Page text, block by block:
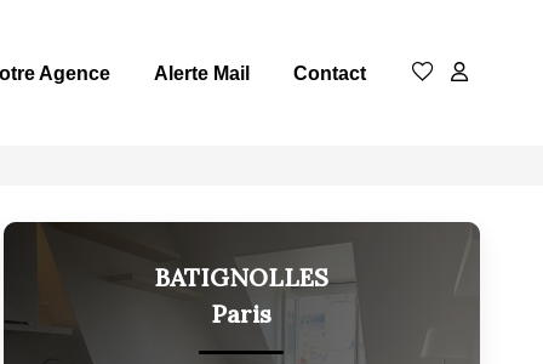
Agence Alerte Mail Contact
BATIGNOLLES
Paris